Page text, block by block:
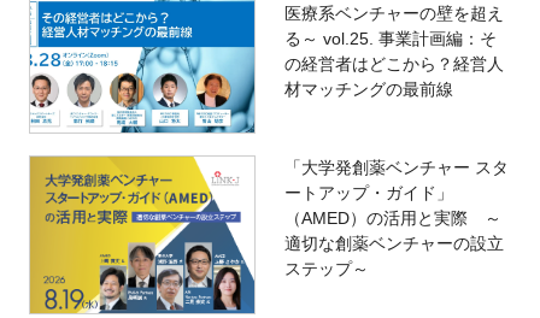
医療系ベンチャーの壁を超え
る～ vol.25. 事業計画編：そ
の経営者はどこから？経営人
材マッチングの最前線
「大学発創薬ベンチャー スタ
ートアップ・ガイド」
（AMED）の活用と実際 ～
適切な創薬ベンチャーの設立
ステップ～